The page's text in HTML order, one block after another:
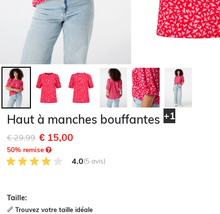
+1
Haut à manches bouffantes
Remise de
€ 29,99à€ 15,00
50% remise
4.0 sur 5 avis des clients
4.0(5 avis)
Taille:
Trouvez votre taille idéale